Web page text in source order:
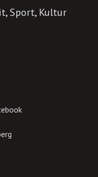
Sport, Kultur